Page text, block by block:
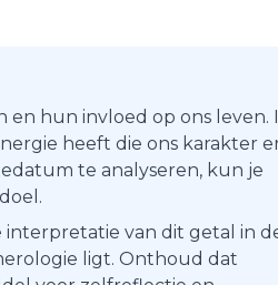
en hun invloed op ons leven.
heeft die ons karakter
te analyseren, kun je
interpretatie van dit getal in
ligt. Onthoud dat